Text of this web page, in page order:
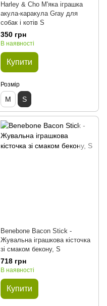
Harley & Cho М'яка іграшка
акула-каракула Gray для
собак і котів S
350 грн
В наявності
Купити
Розмір
M S
Benebone Bacon Stick -
Жувальна іграшкова кісточка
зі смаком бекону, S
718 грн
В наявності
Купити